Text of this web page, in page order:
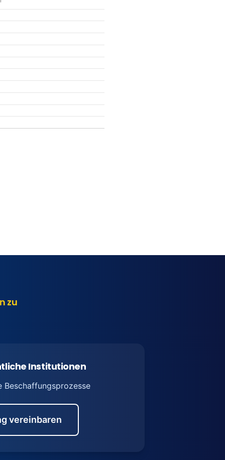
zu
Institutionen
Beschaffungsprozesse
vereinbaren